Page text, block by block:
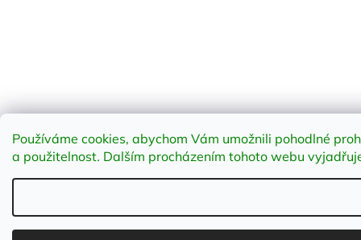
Používáme cookies, abychom Vám umožnili pohodlné
a použitelnost. Dalším procházením tohoto webu